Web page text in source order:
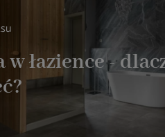
w łazience -